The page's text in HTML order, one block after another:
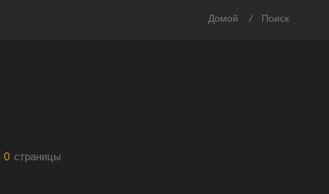
Домой / Поиск
0 страницы